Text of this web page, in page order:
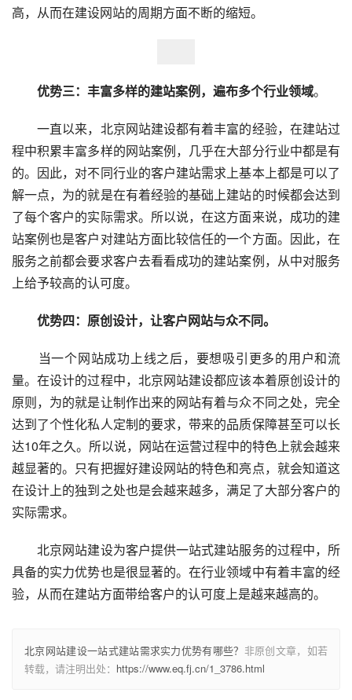
高，从而在建设网站的周期方面不断的缩短。
优势三：丰富多样的建站案例，遍布多个行业领域。
一直以来，北京网站建设都有着丰富的经验，在建站过
程中积累丰富多样的网站案例，几乎在大部分行业中都是有
的。因此，对不同行业的客户建站需求上基本上都是可以了
解一点，为的就是在有着经验的基础上建站的时候都会达到
了每个客户的实际需求。所以说，在这方面来说，成功的建
站案例也是客户对建站方面比较信任的一个方面。因此，在
服务之前都会要求客户去看看成功的建站案例，从中对服务
上给予较高的认可度。
优势四：原创设计，让客户网站与众不同。
当一个网站成功上线之后，要想吸引更多的用户和流
量。在设计的过程中，北京网站建设都应该本着原创设计的
原则，为的就是让制作出来的网站有着与众不同之处，完全
达到了个性化私人定制的要求，带来的品质保障甚至可以长
达10年之久。所以说，网站在运营过程中的特色上就会越来
越显著的。只有把握好建设网站的特色和亮点，就会知道这
在设计上的独到之处也是会越来越多，满足了大部分客户的
实际需求。
北京网站建设为客户提供一站式建站服务的过程中，所
具备的实力优势也是很显著的。在行业领域中有着丰富的经
验，从而在建站方面带给客户的认可度上是越来越高的。
北京网站建设一站式建站需求实力优势有哪些？ 非原创文章，如若
转载，请注明出处： https://www.eq.fj.cn/1_3786.html